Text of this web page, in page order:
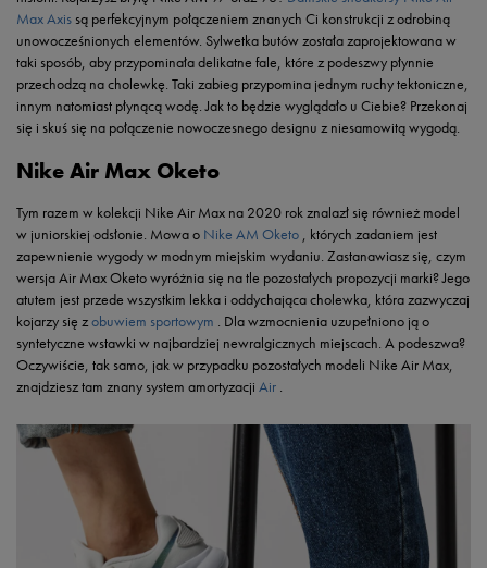
Max Axis są perfekcyjnym połączeniem znanych Ci konstrukcji z odrobiną
unowocześnionych elementów. Sylwetka butów została zaprojektowana w
taki sposób, aby przypominała delikatne fale, które z podeszwy płynnie
przechodzą na cholewkę. Taki zabieg przypomina jednym ruchy tektoniczne,
innym natomiast płynącą wodę. Jak to będzie wyglądało u Ciebie? Przekonaj
się i skuś się na połączenie nowoczesnego designu z niesamowitą wygodą.
Nike Air Max Oketo
Tym razem w kolekcji Nike Air Max na 2020 rok znalazł się również model
w juniorskiej odsłonie. Mowa o Nike AM Oketo , których zadaniem jest
zapewnienie wygody w modnym miejskim wydaniu. Zastanawiasz się, czym
wersja Air Max Oketo wyróżnia się na tle pozostałych propozycji marki? Jego
atutem jest przede wszystkim lekka i oddychająca cholewka, która zazwyczaj
kojarzy się zobuwiem sportowym . Dla wzmocnienia uzupełniono ją o
syntetyczne wstawki w najbardziej newralgicznych miejscach. A podeszwa?
Oczywiście, tak samo, jak w przypadku pozostałych modeli Nike Air Max,
znajdziesz tam znany system amortyzacji Air .